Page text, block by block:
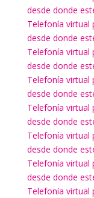
desde donde
Telefonía virtual
desde donde
Telefonía virtual
desde donde
Telefonía virtual
desde donde
Telefonía virtual
desde donde
Telefonía virtual
desde donde
Telefonía virtual
desde donde
Telefonía virtual